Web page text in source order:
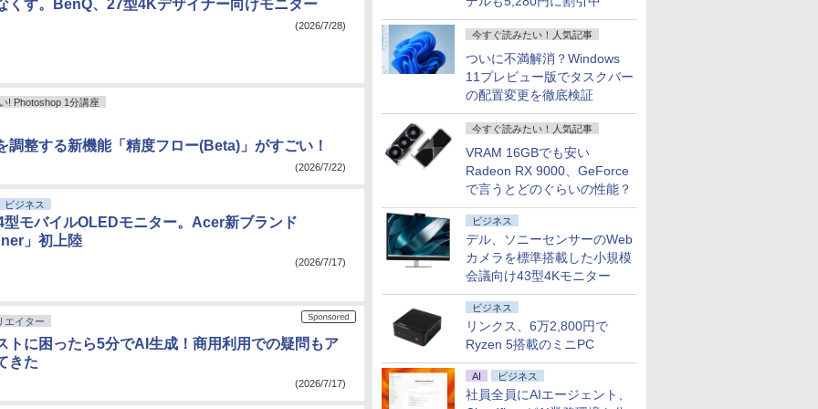
今すぐ読みたい！人気記事
ついに不満解消？Windows
11プレビュー版でタスクバー
の配置変更を徹底検証
今すぐ読みたい！人気記事
VRAM 16GBでも安い
Radeon RX 9000、GeForce
で言うとどのぐらいの性能？
ビジネス
デル、ソニーセンサーのWeb
カメラを標準搭載した小規模
会議向け43型4Kモニター
ビジネス
リンクス、6万2,800円で
Ryzen 5搭載のミニPC
AI ビジネス
社員全員にAIエージェント、
くす。BenQ、27型4Kデザイナー向けモニター
(2026/7/28)
! Photoshop 1分講座
調整する新機能「精度フロー(Beta)」がすごい！
(2026/7/22)
ビジネス
型モバイルOLEDモニター。Acer新ブランド
」初上陸
(2026/7/17)
エイター
トに困ったら5分でAI生成！商用利用での疑問もア
きた
(2026/7/17)